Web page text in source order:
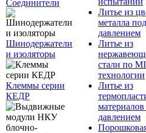
Соединители
Шинодержатели
и изоляторы
Клеммы серии
КЕДР
Литье из
металла под
давлением
Литье из
стали по
технологии
Литье из
давлением